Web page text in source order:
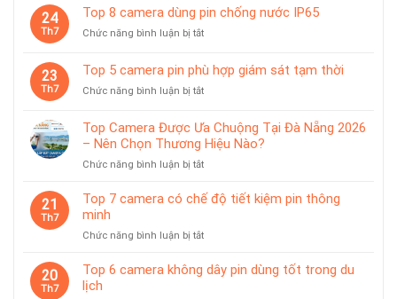
vàng
giá
từ
tiện
6
camera
có
sạc
24
Th7
Top 8 camera dùng pin chống nước IP65
Chức năng bình luận bị tắtở
8
camera
dùng
chống
nước
IP65
23
Th7
Top 5 camera pin phù hợp giám sát tạm thời
Chức năng bình luận bị tắtở
5
camera
pin
phù
giám
thời
Top Camera Được Ưa Chuộng Tại Đà Nẵng 2026
– Nên Chọn Thương Hiệu Nào?
Chức năng bình luận bị tắtở
Camera
Được
Chuộng
Đà
21
Th7
Top 7 camera có chế độ tiết kiệm pin thông
minh
Chức năng bình luận bị tắtở
camera
20
Th7
Top 6 camera không dây pin dùng tốt trong du
lịch